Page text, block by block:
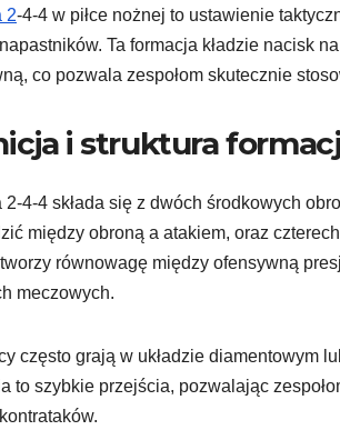
2-4-4 w piłce nożnej to ustawienie
Ta formacja kładzie nacisk
co pozwala zespołom skutecznie
i struktura
2-4-4 składa się z dwóch środkowych
między obroną a atakiem, oraz
równowagę między ofensywną
meczowych.
często grają w układzie diamentowym
to szybkie przejścia, pozwalając